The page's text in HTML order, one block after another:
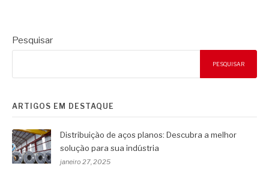
Pesquisar
PESQUISAR
ARTIGOS EM DESTAQUE
Distribuição de aços planos: Descubra a melhor
solução para sua indústria
janeiro 27, 2025